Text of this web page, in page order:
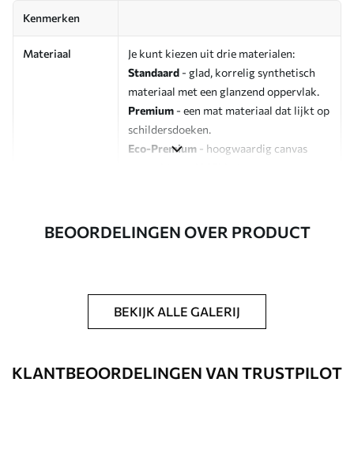
Kenmerken
Materiaal
Je kunt kiezen uit drie materialen:
Standaard - glad, korrelig synthetisch
materiaal met een glanzend oppervlak.
Premium - een mat materiaal dat lijkt op
schildersdoeken.
Eco-Premium - hoogwaardig canvas
Artikelnummer s47124
Beschikbare materialen
Standaard
BEOORDELINGEN OVER PRODUCT
BEKIJK ALLE GALERIJ
KLANTBEOORDELINGEN VAN TRUSTPILOT